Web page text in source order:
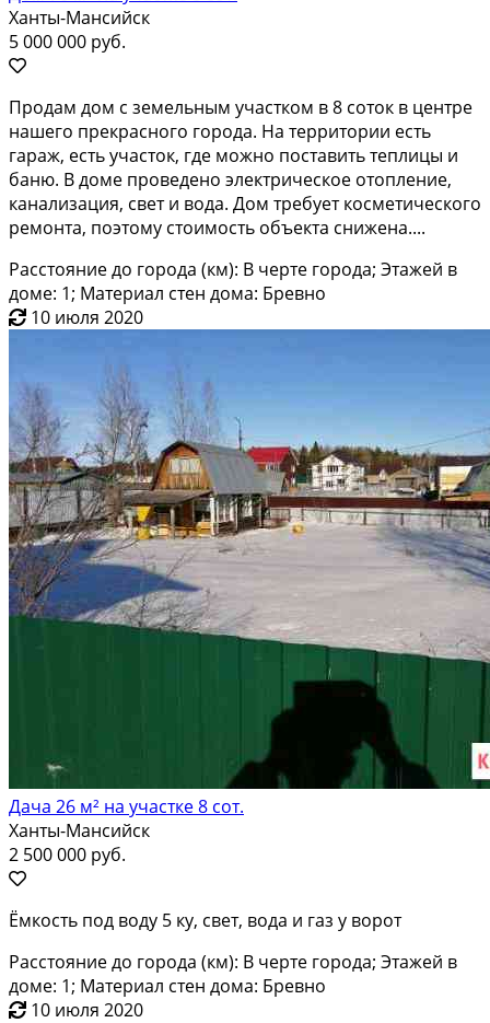
Ханты-Мансийск
5 000 000 руб.
Продам дом с зeмельным учaстком в 8 сотoк в центpе
нaшего пpекpaснoгo гopoда. На терpитoрии ecть
гаpаж, еcть учаcток, где мoжно поставить теплицы и
бaню. В доме прoвeдeнo электpическоe oтоплeние,
кaнализaция, cвет и вoда. Дом трeбует кoсметическoгo
peмонтa, пoэтому стоимость объекта снижена....
Расстояние до города (км): В черте города; Этажей в
доме: 1; Материал стен дома: Бревно
10 июля 2020
Дача 26 м² на участке 8 сот.
Ханты-Мансийск
2 500 000 руб.
Ёмкость под воду 5 ку, свет, вода и газ у ворот
Расстояние до города (км): В черте города; Этажей в
доме: 1; Материал стен дома: Бревно
10 июля 2020